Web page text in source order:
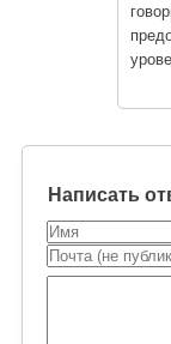
Написать